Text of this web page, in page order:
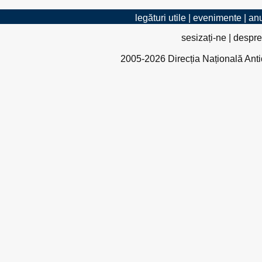
legături utile| evenimente|
sesizați-ne|
2005-2026 Direcția Națională